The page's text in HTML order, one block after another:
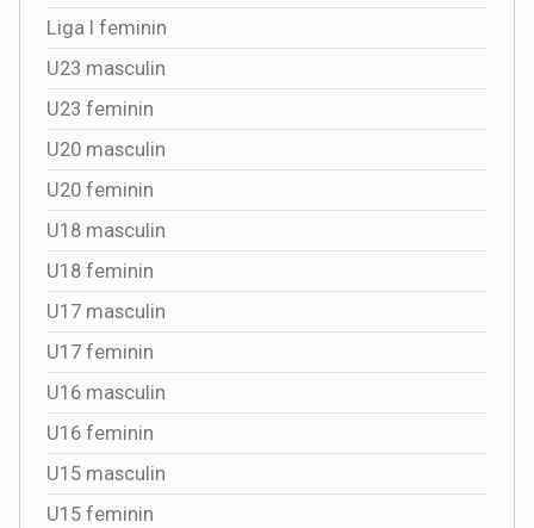
Liga I feminin
U23 masculin
U23 feminin
U20 masculin
U20 feminin
U18 masculin
U18 feminin
U17 masculin
U17 feminin
U16 masculin
U16 feminin
U15 masculin
U15 feminin